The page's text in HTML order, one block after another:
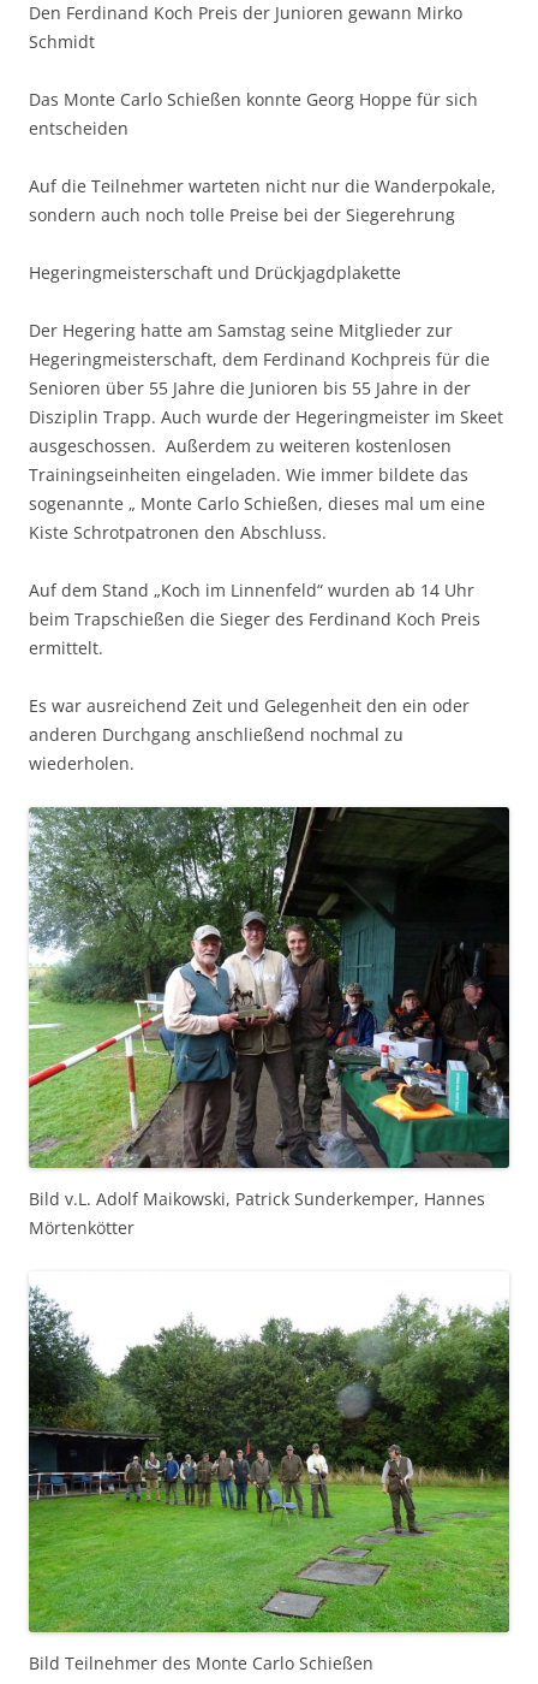
Den Ferdinand Koch Preis der Junioren gewann Mirko
Schmidt
Das Monte Carlo Schießen konnte Georg Hoppe für sich
entscheiden
Auf die Teilnehmer warteten nicht nur die Wanderpokale,
sondern auch noch tolle Preise bei der Siegerehrung
Hegeringmeisterschaft und Drückjagdplakette
Der Hegering hatte am Samstag seine Mitglieder zur
Hegeringmeisterschaft, dem Ferdinand Kochpreis für die
Senioren über 55 Jahre die Junioren bis 55 Jahre in der
Disziplin Trapp. Auch wurde der Hegeringmeister im Skeet
ausgeschossen. Außerdem zu weiteren kostenlosen
Trainingseinheiten eingeladen. Wie immer bildete das
sogenannte „ Monte Carlo Schießen, dieses mal um eine
Kiste Schrotpatronen den Abschluss.
Auf dem Stand „Koch im Linnenfeld“ wurden ab 14 Uhr
beim Trapschießen die Sieger des Ferdinand Koch Preis
ermittelt.
Es war ausreichend Zeit und Gelegenheit den ein oder
anderen Durchgang anschließend nochmal zu
wiederholen.
Bild v.L. Adolf Maikowski, Patrick Sunderkemper, Hannes
Mörtenkötter
Bild Teilnehmer des Monte Carlo Schießen